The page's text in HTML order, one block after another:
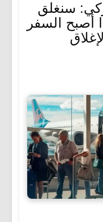
سنغلق
أصبح السفر